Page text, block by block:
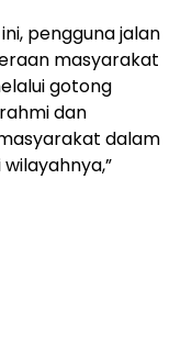
pengguna jalan
masyarakat
gotong
dan
dalam